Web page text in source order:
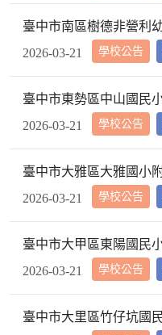
學校公告
2026-03-21
學校公告
2026-03-21
學校公告
2026-03-21
學校公告
2026-03-21